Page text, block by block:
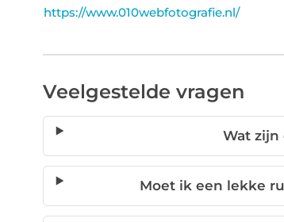
https://www.010webfotografie.nl/
Veelgestelde vragen
Wat
Moet ik een lekke